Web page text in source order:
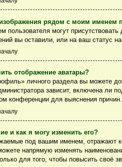
рядом с моим именем
пользователя могут
вы оставили, или на ваш статус
отображение аватары?
личного раздела вы можете
зависит, включена ли
конференции для выяснения причин.
и как я могу изменить его?
под вашим именем, отражают
напрямую изменять
для того, чтобы повысить своё